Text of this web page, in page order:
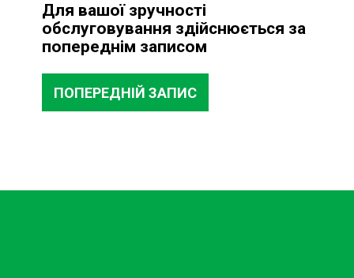
Для вашої зручності
обслуговування здійснюється за
попереднім записом
ПОПЕРЕДНІЙ ЗАПИС